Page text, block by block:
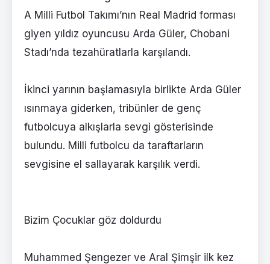
A Milli Futbol Takımı’nın Real Madrid forması
giyen yıldız oyuncusu Arda Güler, Chobani
Stadı’nda tezahüratlarla karşılandı.
İkinci yarının başlamasıyla birlikte Arda Güler
ısınmaya giderken, tribünler de genç
futbolcuya alkışlarla sevgi gösterisinde
bulundu. Milli futbolcu da taraftarların
sevgisine el sallayarak karşılık verdi.
Bizim Çocuklar göz doldurdu
Muhammed Şengezer ve Aral Şimşir ilk kez